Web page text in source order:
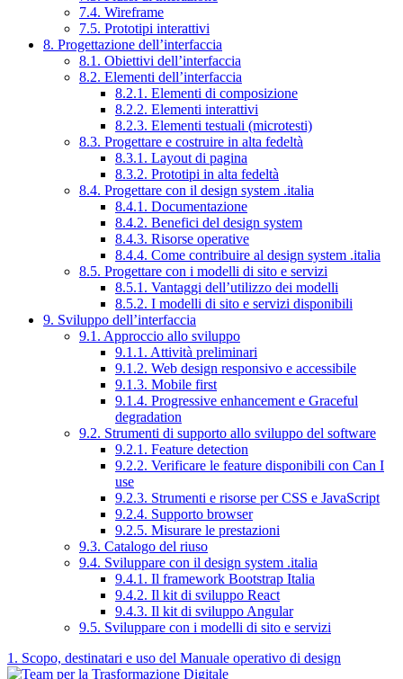
7.4. Wireframe
7.5. Prototipi interattivi
8. Progettazione dell’interfaccia
8.1. Obiettivi dell’interfaccia
8.2. Elementi dell’interfaccia
8.2.1. Elementi di composizione
8.2.2. Elementi interattivi
8.2.3. Elementi testuali (microtesti)
8.3. Progettare e costruire in alta fedeltà
8.3.1. Layout di pagina
8.3.2. Prototipi in alta fedeltà
8.4. Progettare con il design system .italia
8.4.1. Documentazione
8.4.2. Benefici del design system
8.4.3. Risorse operative
8.4.4. Come contribuire al design system .italia
8.5. Progettare con i modelli di sito e servizi
8.5.1. Vantaggi dell’utilizzo dei modelli
8.5.2. I modelli di sito e servizi disponibili
9. Sviluppo dell’interfaccia
9.1. Approccio allo sviluppo
9.1.1. Attività preliminari
9.1.2. Web design responsivo e accessibile
9.1.3. Mobile first
9.1.4. Progressive enhancement e Graceful
degradation
9.2. Strumenti di supporto allo sviluppo del software
9.2.1. Feature detection
9.2.2. Verificare le feature disponibili con Can I
use
9.2.3. Strumenti e risorse per CSS e JavaScript
9.2.4. Supporto browser
9.2.5. Misurare le prestazioni
9.3. Catalogo del riuso
9.4. Sviluppare con il design system .italia
9.4.1. Il framework Bootstrap Italia
9.4.2. Il kit di sviluppo React
9.4.3. Il kit di sviluppo Angular
9.5. Sviluppare con i modelli di sito e servizi
1. Scopo, destinatari e uso del Manuale operativo di design